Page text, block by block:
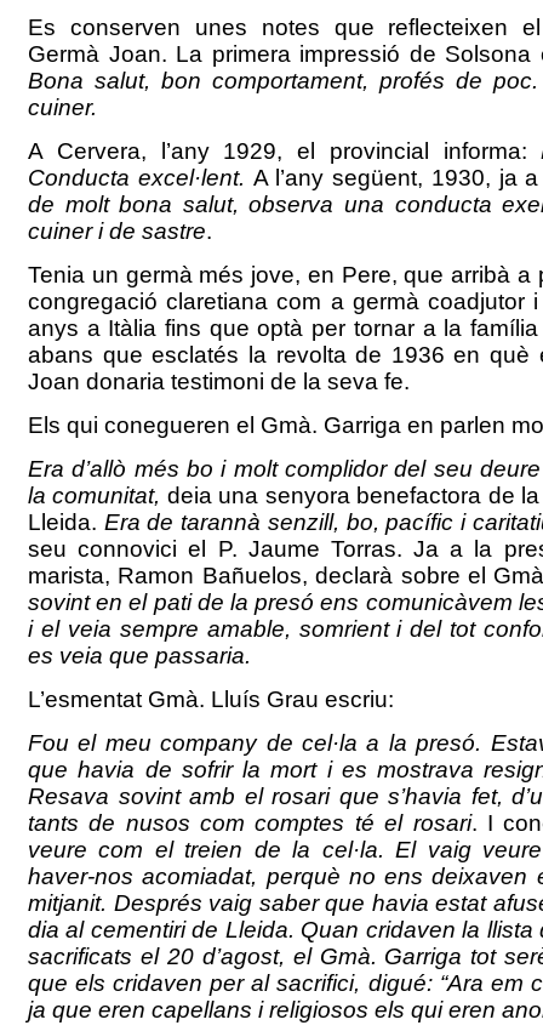
Es conserven unes notes que reflecteixen
Germà Joan. La primera impressió de Solsona
Bona salut, bon comportament, profés de
cuiner.
A Cervera, l’any 1929, el provincial informa:
Conducta excel·lent. A l’any següent, 1930, ja
de molt bona salut, observa una conducta
cuiner i de sastre.
Tenia un germà més jove, en Pere, que arribà a
congregació claretiana com a germà coadjutor
anys a Itàlia fins que optà per tornar a la
abans que esclatés la revolta de 1936 en què
Joan donaria testimoni de la seva fe.
Els qui conegueren el Gmà. Garriga en parlen
Era d’allò més bo i molt complidor del seu
la comunitat, deia una senyora benefactora de
Lleida. Era de tarannà senzill, bo, pacífic i
seu connovici el P. Jaume Torras. Ja a la
marista, Ramon Bañuelos, declarà sobre el
sovint en el pati de la presó ens comunicàvem
i el veia sempre amable, somrient i del tot
es veia que passaria.
L’esmentat Gmà. Lluís Grau escriu:
Fou el meu company de cel·la a la presó.
que havia de sofrir la mort i es mostrava
Resava sovint amb el rosari que s’havia fet,
tants de nusos com comptes té el rosari. I
veure com el treien de la cel·la. El vaig
haver-nos acomiadat, perquè no ens deixaven
mitjanit. Després vaig saber que havia estat
dia al cementiri de Lleida. Quan cridaven la llista
sacrificats el 20 d’agost, el Gmà. Garriga tot
que els cridaven per al sacrifici, digué: “Ara em
ja que eren capellans i religiosos els qui eren